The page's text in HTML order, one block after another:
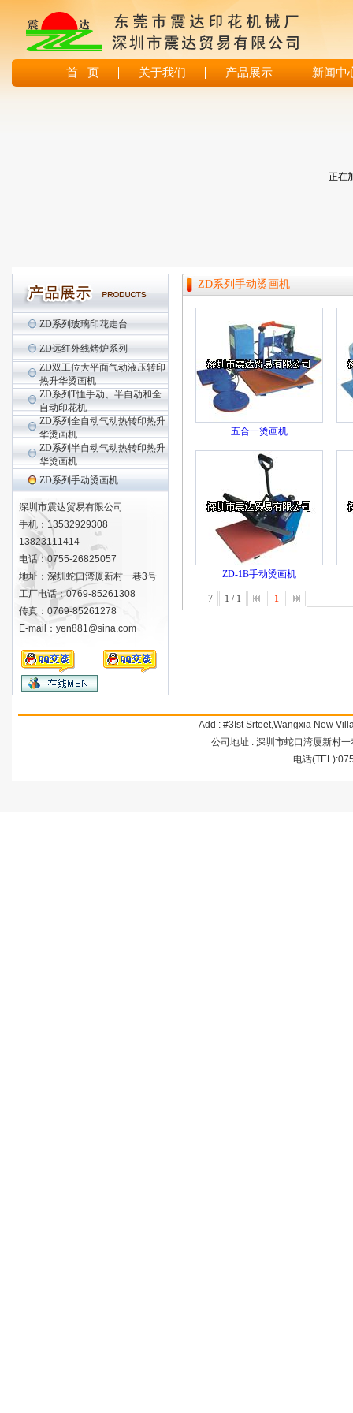
首 页 关于我们 产品展示 新闻中
正在
ZD系列玻璃印花走台
ZD远红外线烤炉系列
ZD双工位大平面气动液压转印
热升华烫画机
ZD系列T恤手动、半自动和全
自动印花机
ZD系列全自动气动热转印热升
华烫画机
ZD系列半自动气动热转印热升
华烫画机
ZD系列手动烫画机
深圳市震达贸易有限公司
手机：13532929308
13823111414
电话：0755-26825057
地址：深圳蛇口湾厦新村一巷3号
工厂电话：0769-85261308
传真：0769-85261278
E-mail：yen881@sina.com
ZD系列手动烫画机
五合一烫画机
ZD-1B手动烫画机
7 1 / 1 1
Add : #3Ist Srteet,Wangxia New
公司地址 : 深圳市蛇口湾厦新村
电话